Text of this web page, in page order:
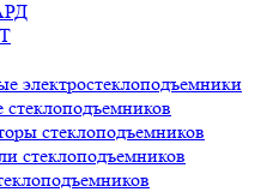
электростеклоподъемники
стеклоподъемников
стеклоподъемников